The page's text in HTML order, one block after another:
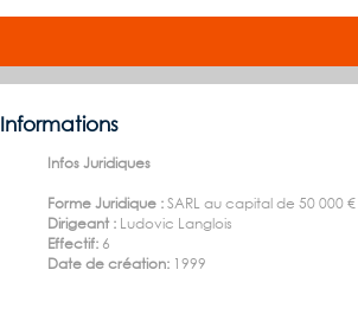
Informations
Infos Juridiques
Forme Juridique :SARL au capital de 50 000 €
Dirigeant : Ludovic Langlois
Effectif: 6
Date de création: 1999